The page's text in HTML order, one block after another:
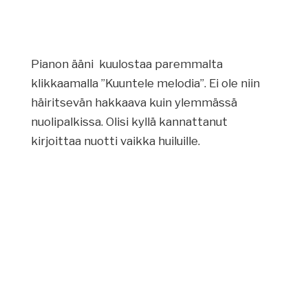
Pianon ääni kuulostaa paremmalta
klikkaamalla ”Kuuntele melodia”. Ei ole niin
häiritsevän hakkaava kuin ylemmässä
nuolipalkissa. Olisi kyllä kannattanut
kirjoittaa nuotti vaikka huiluille.